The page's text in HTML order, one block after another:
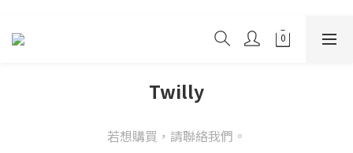
Twilly
若想購買，請聯絡我們。